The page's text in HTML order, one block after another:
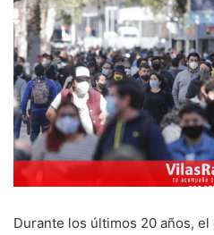
Durante los últimos 20 años,